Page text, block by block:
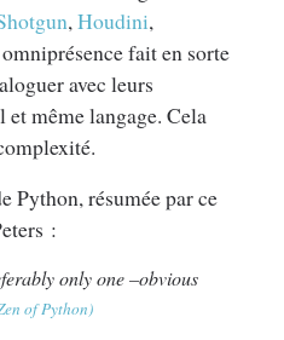
, Houdini,
fait en sorte
avec leurs
et même langage. Cela
Python, résumée par ce
:
only one –obvious
of Python)